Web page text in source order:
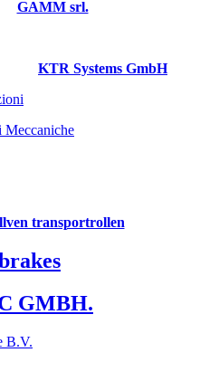
GAMM srl.
KTR Systems GmbH
Meccaniche
transportrollen
GMBH.
B.V.